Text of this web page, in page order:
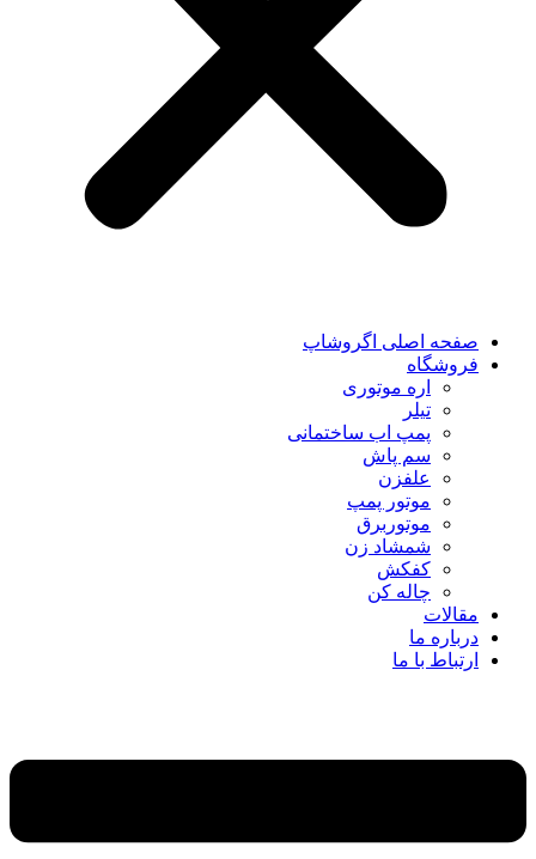
صفحه اصلی اگروشاپ
فروشگاه
اره موتوری
تیلر
پمپ اب ساختمانی
سم پاش
علفزن
موتور پمپ
موتوربرق
شمشاد زن
کفکش
چاله کن
مقالات
درباره ما
ارتباط با ما